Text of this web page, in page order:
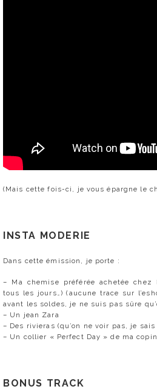
(Mais cette fois-ci, je vous épargne le
INSTA MODERIE
Dans cette émission, je porte :
– Ma chemise préférée achetée chez
tous les jours…) (aucune trace sur
avant les soldes, je ne suis pas sûre
– Un jean Zara
– Des rivieras (qu’on ne voir pas, je sais
– Un collier « Perfect Day » de ma
BONUS TRACK